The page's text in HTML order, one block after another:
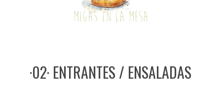
·02· ENTRANTES / ENSALADAS